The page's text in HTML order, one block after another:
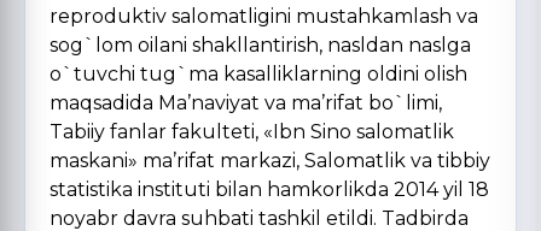
reproduktiv salomat­ligini mustahkamlash va
sog`lom oilani shakllantirish, nasldan naslga
o`tuvchi tug`ma kasalliklarning oldini olish
maqsadida Ma’naviyat va ma’rifat bo`limi,
Tabiiy fanlar fakulteti, «Ibn Sino salomatlik
maskani» ma’rifat markazi, Salomatlik va tibbiy
statistika instituti bilan hamkorlikda 2014 yil 18
noyabr davra suhbati tashkil etildi. Tadbirda